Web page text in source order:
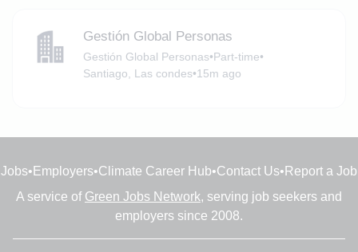
Gestión Global Personas
Gestión Global Personas•Part-time•
Santiago, Las condes•15m ago
Jobs• Employers•Climate Career Hub•Contact Us• Report a Job
A service of Green Jobs Network, serving job seekers and
employers since 2008.